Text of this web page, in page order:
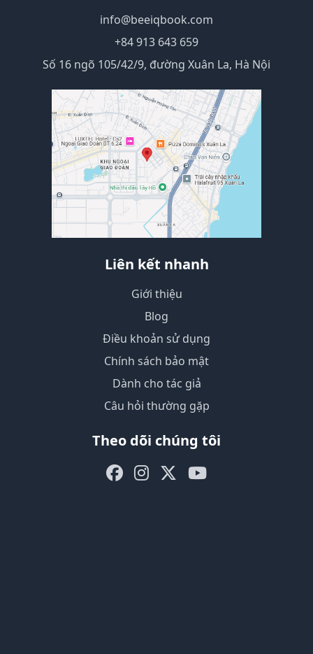
info@beeiqbook.com
+84 913 643 659
Số 16 ngõ 105/42/9, đường Xuân La, Hà Nội
Liên kết nhanh
Giới thiệu
Blog
Điều khoản sử dụng
Chính sách bảo mật
Dành cho tác giả
Câu hỏi thường gặp
Theo dõi chúng tôi